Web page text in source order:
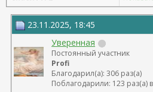
23.11.2025, 18:45
Уверенная
Постоянный участник
Profi
Благодарил(а): 306 раз(а)
Поблагодарили: 123 раз(а)